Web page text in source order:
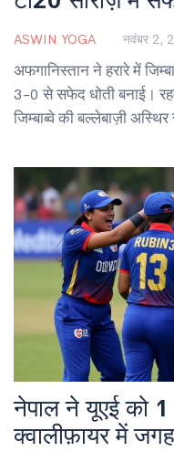
ASWIN YOGA नवंबर 2,
अफगानिस्तान ने हरारे में
3-0 से सफेद धोती बनाई।
जिम्बाब्वे की बल्लेबाज़ी अस्थिर
नेपाल ने यूएई को
क्वालीफ़ायर में